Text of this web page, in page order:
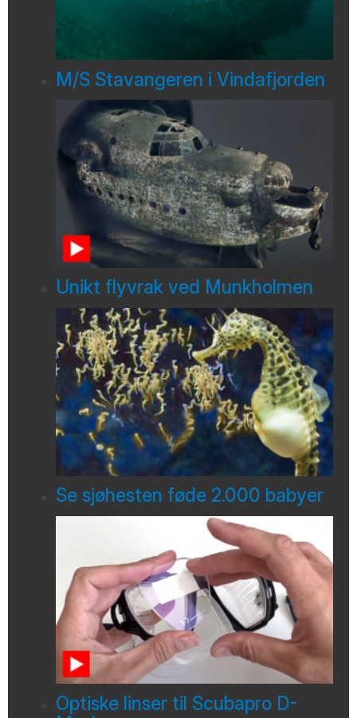
M/S Stavangeren i Vindafjorden
Unikt flyvrak ved Munkholmen
Se sjøhesten føde 2.000 babyer
Optiske linser til Scubapro D-